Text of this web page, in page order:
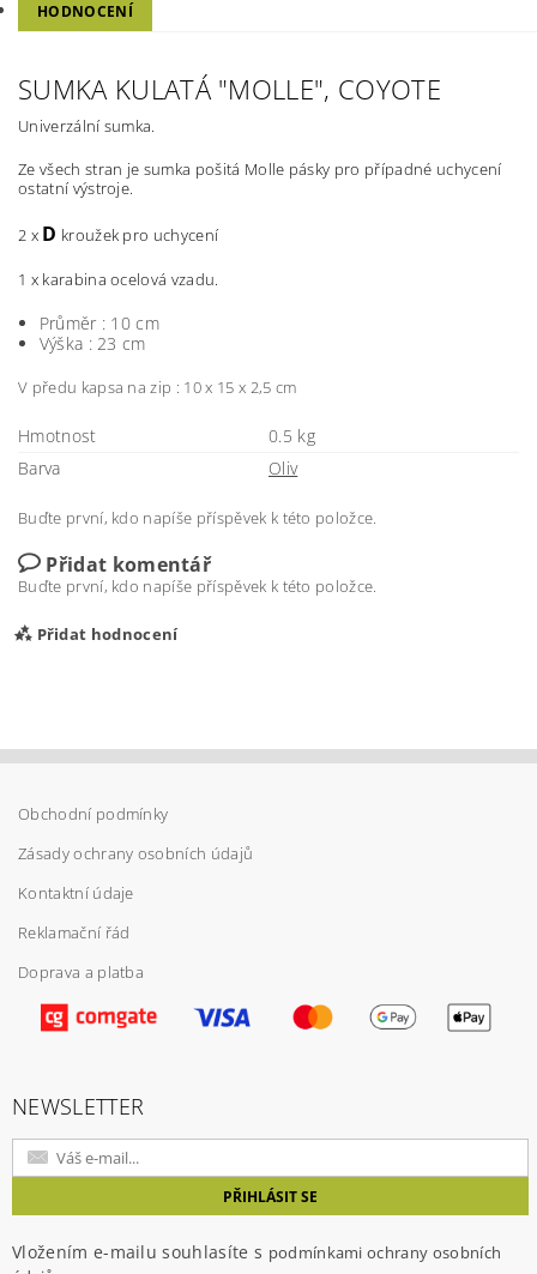
HODNOCENÍ
SUMKA KULATÁ "MOLLE", COYOTE
Univerzální sumka.
Ze všech stran je sumka pošitá Molle pásky pro případné uchycení
ostatní výstroje.
2 x D kroužek pro uchycení
1 x karabina ocelová vzadu.
Průměr : 10 cm
Výška : 23 cm
V předu kapsa na zip : 10 x 15 x 2,5 cm
Hmotnost
0.5 kg
Barva
Oliv
Buďte první, kdo napíše příspěvek k této položce.
Přidat komentář
Buďte první, kdo napíše příspěvek k této položce.
Přidat hodnocení
Vložením hodnocení souhlasíte spodmínkami
ochrany osobních údajů
Obchodní podmínky
Zásady ochrany osobních údajů
Kontaktní údaje
Reklamační řád
Doprava a platba
NEWSLETTER
Vložením e-mailu souhlasíte s podmínkami ochrany osobních